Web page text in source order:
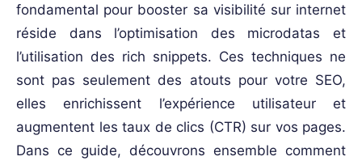
fondamental pour booster sa visibilité sur internet
réside dans l’optimisation des microdatas et
l’utilisation des rich snippets. Ces techniques ne
sont pas seulement des atouts pour votre SEO,
elles enrichissent l’expérience utilisateur et
augmentent les taux de clics (CTR) sur vos pages.
Dans ce guide, découvrons ensemble comment